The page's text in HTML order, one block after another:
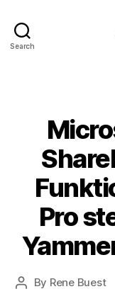
Search
Pro
Post
By Rene Buest